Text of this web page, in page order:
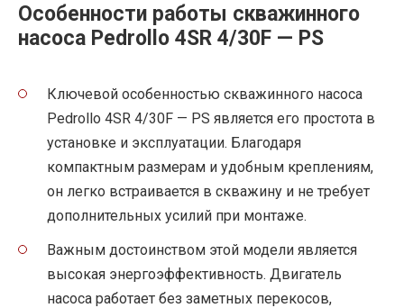
Особенности работы скважинного
насоса Pedrollo 4SR 4/30F — PS
Ключевой особенностью скважинного насоса
Pedrollo 4SR 4/30F — PS является его простота в
установке и эксплуатации. Благодаря
компактным размерам и удобным креплениям,
он легко встраивается в скважину и не требует
дополнительных усилий при монтаже.
Важным достоинством этой модели является
высокая энергоэффективность. Двигатель
насоса работает без заметных перекосов,